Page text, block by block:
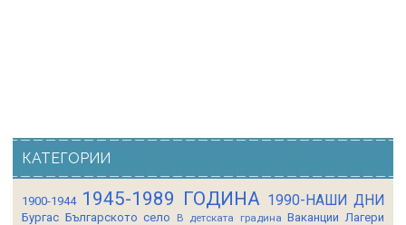
КАТЕГОРИИ
1900-1944 1945-1989 ГОДИНА 1990-НАШИ ДНИ
Бургас Българското село В детската градина Ваканции Лагери